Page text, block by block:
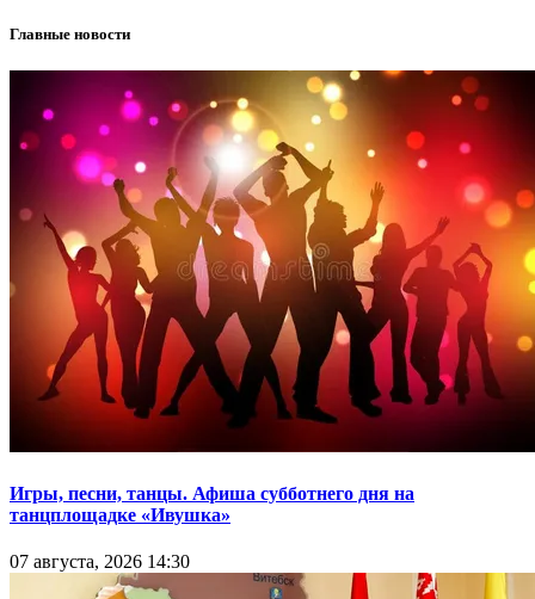
Главные новости
Игры, песни, танцы. Афиша субботнего дня на
танцплощадке «Ивушка»
07 августа, 2026 14:30